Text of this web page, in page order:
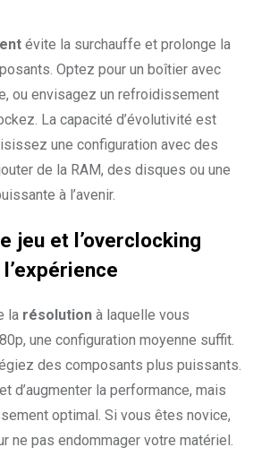
évite la surchauffe et prolonge la
Optez pour un boîtier avec
ou envisagez un refroidissement
La capacité d’évolutivité est
une configuration avec des
de la RAM, des disques ou une
à l’avenir.
jeu et l’overclocking
la résolution à laquelle vous
une configuration moyenne suffit.
des composants plus puissants.
d’augmenter la performance, mais
optimal. Si vous êtes novice,
ne pas endommager votre matériel.